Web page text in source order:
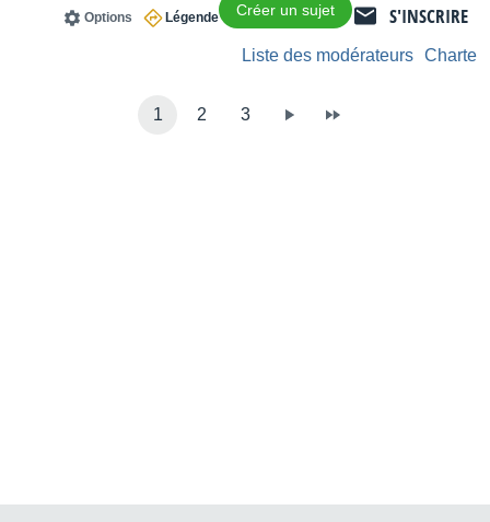
S'INSCRIRE
Créer un sujet
Légende
Options
Charte
Liste des modérateurs
1 2 3